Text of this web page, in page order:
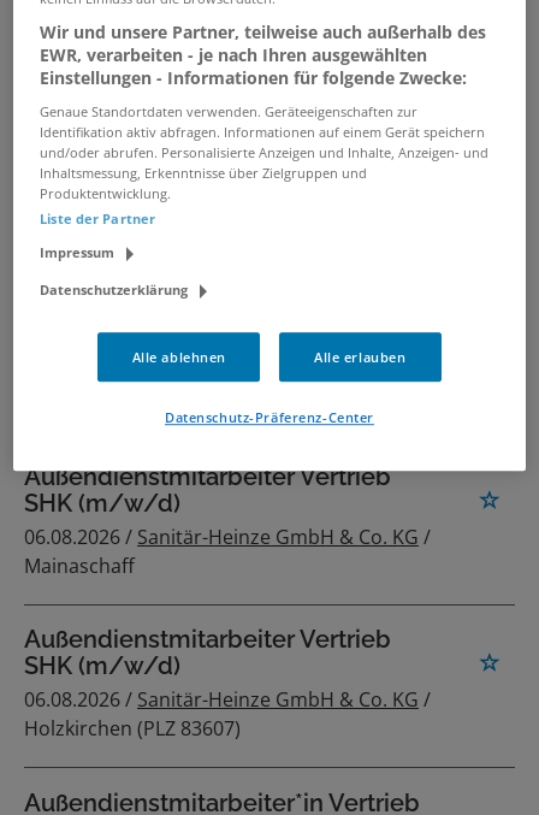
Sales-Mitarbeiter (m/w/d)
08.08.2026 /Maier Holztec GmbH/ Detmold,
Paderborn, Bielefeld, Kreis Lippe
Junior-Außendienstmitarbeiter
(m/w/d)
06.08.2026 /
SCHMITT & ORSCHLER GmbH & Co.
SHK (m/w/d)
07.08.2026 / Sanitär-Heinze GmbH & Co. KG
Außendienstmitarbeiter Vertrieb
SHK (m/w/d)
06.08.2026 / Sanitär-Heinze GmbH & Co. KG /
Mainaschaff
Außendienstmitarbeiter Vertrieb
SHK (m/w/d)
06.08.2026 / Sanitär-Heinze GmbH & Co. KG /
Holzkirchen (PLZ 83607)
Außendienstmitarbeiter*in Vertrieb
Wir und unsere Partner, teilweise auch außerhalb des
EWR, verarbeiten - je nach Ihren ausgewählten
Einstellungen - Informationen für folgende Zwecke:
Genaue Standortdaten verwenden. Geräteeigenschaften zur
Identifikation aktiv abfragen. Informationen auf einem Gerät speichern
und/oder abrufen. Personalisierte Anzeigen und Inhalte, Anzeigen- und
Inhaltsmessung, Erkenntnisse über Zielgruppen und
Produktentwicklung.
Liste der Partner
Impressum
Datenschutzerklärung
Alle ablehnen Alle erlauben
Datenschutz-Präferenz-Center